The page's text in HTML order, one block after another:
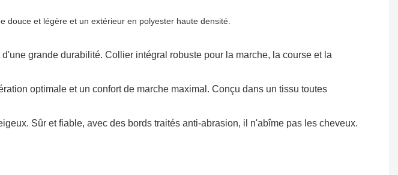
douce et légère et un extérieur en polyester haute densité.
grande durabilité. Collier intégral robuste pour la marche, la course et la
optimale et un confort de marche maximal. Conçu dans un tissu toutes
Sûr et fiable, avec des bords traités anti-abrasion, il n'abîme pas les cheveux.